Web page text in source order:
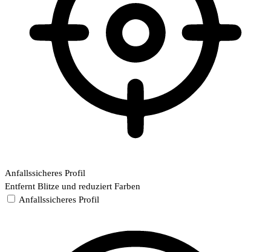
Anfallssicheres Profil
Entfernt Blitze und reduziert Farben
Anfallssicheres Profil